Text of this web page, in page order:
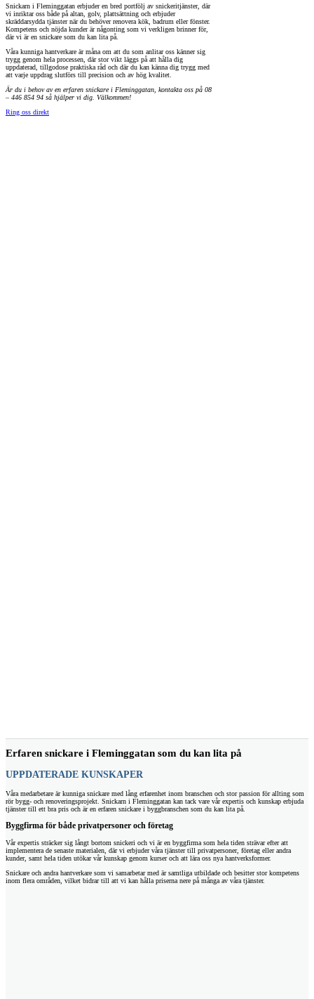
Snickarn i Fleminggatan erbjuder en bred portfölj av snickeritjänster, där
vi inriktar oss både på altan, golv, plattsättning och erbjuder
skräddarsydda tjänster när du behöver renovera kök, badrum eller fönster.
Kompetens och nöjda kunder är någonting som vi verkligen brinner för,
där vi är en snickare som du kan lita på.
Våra kunniga hantverkare är måna om att du som anlitar oss känner sig
trygg genom hela processen, där stor vikt läggs på att hålla dig
uppdaterad, tillgodose praktiska råd och där du kan känna dig trygg med
att varje uppdrag slutförs till precision och av hög kvalitet.
Är du i behov av en erfaren snickare i Fleminggatan, kontakta oss på 08
– 446 854 94 så hjälper vi dig. Välkommen!
Ring oss direkt
Erfaren snickare i Fleminggatan som du kan lita på
UPPDATERADE KUNSKAPER
Våra medarbetare är kunniga snickare med lång erfarenhet inom branschen och stor passion för allting som
rör bygg- och renoveringsprojekt. Snickarn i Fleminggatan kan tack vare vår expertis och kunskap erbjuda
tjänster till ett bra pris och är en erfaren snickare i byggbranschen som du kan lita på.
Byggfirma för både privatpersoner och företag
Vår expertis sträcker sig långt bortom snickeri och vi är en byggfirma som hela tiden strävar efter att
implementera de senaste materialen, där vi erbjuder våra tjänster till privatpersoner, företag eller andra
kunder, samt hela tiden utökar vår kunskap genom kurser och att lära oss nya hantverksformer.
Snickare och andra hantverkare som vi samarbetar med är samtliga utbildade och besitter stor kompetens
inom flera områden, vilket bidrar till att vi kan hålla priserna nere på många av våra tjänster.